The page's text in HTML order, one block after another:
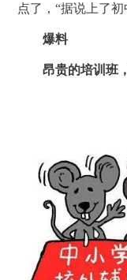
点了，“据说上了
爆料
昂贵的培训班，